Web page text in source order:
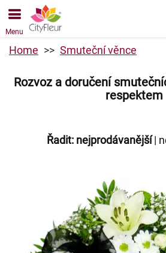
Objednávky přes e-shop
doručení je od 10.8.2026 z
Menu
Home Smuteční věnce
Rozvoz a doručení
respektem
Řadit: nejprodávanější|